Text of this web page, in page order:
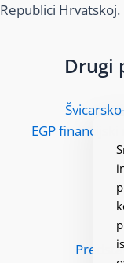
Republici Hrvatskoj.
Drugi
EGP